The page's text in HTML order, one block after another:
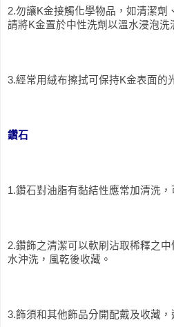
2.勿讓K金接觸化學物品，如清潔劑
請將K金置於中性洗劑以溫水浸泡洗
3.經常用絨布擦拭可保持K金表面的
鑽石
1.鑽石對油脂有黏結性應常加清洗，
2.鑽飾之清潔可以軟刷沾取稀釋之
水沖洗，風乾後收藏。
3.飾須和其他飾品分開配戴及收藏，